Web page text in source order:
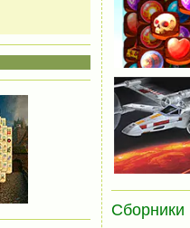
Сборники